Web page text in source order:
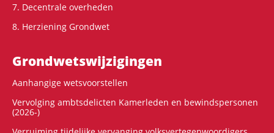
7. Decentrale overheden
8. Herziening Grondwet
Grondwets­wijzigingen
Aanhangige wetsvoorstellen
Vervolging ambtsdelicten Kamerleden en bewindspersonen
(2026-)